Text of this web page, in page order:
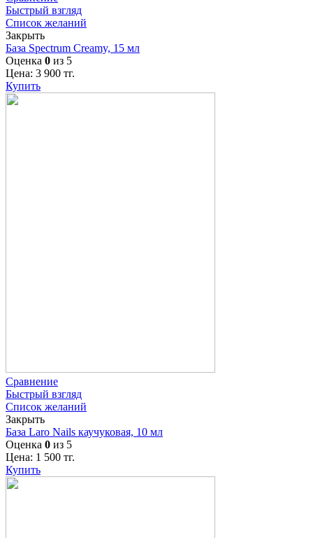
Быстрый взгляд
Список желаний
Закрыть
База Spectrum Creamy, 15 мл
Оценка 0 из 5
Цена: 3 900 тг.
Купить
Сравнение
Быстрый взгляд
Список желаний
Закрыть
База Laro Nails каучуковая, 10 мл
Оценка 0 из 5
Цена: 1 500 тг.
Купить